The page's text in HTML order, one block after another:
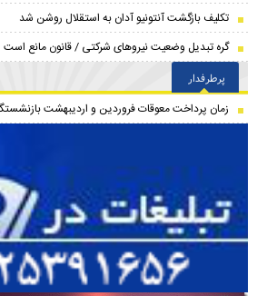
تکلیف بازگشت آنتونیو آدان به استقلال روشن شد
گره تبدیل وضعیت نیروهای شرکتی / قانون مانع است
پرطرفدار
زمان پرداخت معوقات فروردین و اردیبهشت